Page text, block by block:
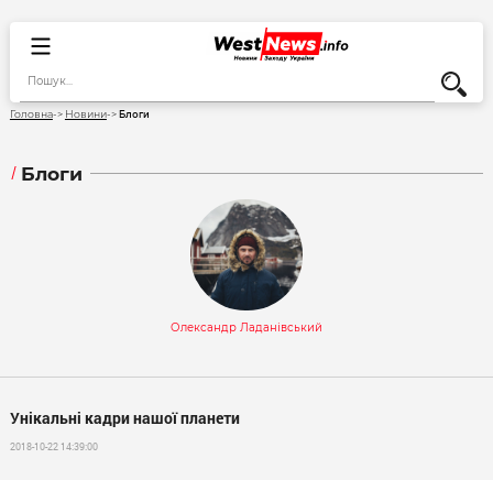
Головна Новини Блоги
Блоги
Олександр Ладанівський
Унікальні кадри нашої планети
2018-10-22 14:39:00